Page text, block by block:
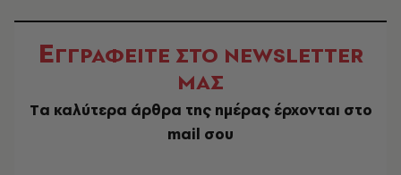
ΕΓΓΡΑΦΕΙΤΕ ΣΤΟ NEWSLETTER
ΜΑΣ
Tα καλύτερα άρθρα της ημέρας έρχονται στο
mail σου